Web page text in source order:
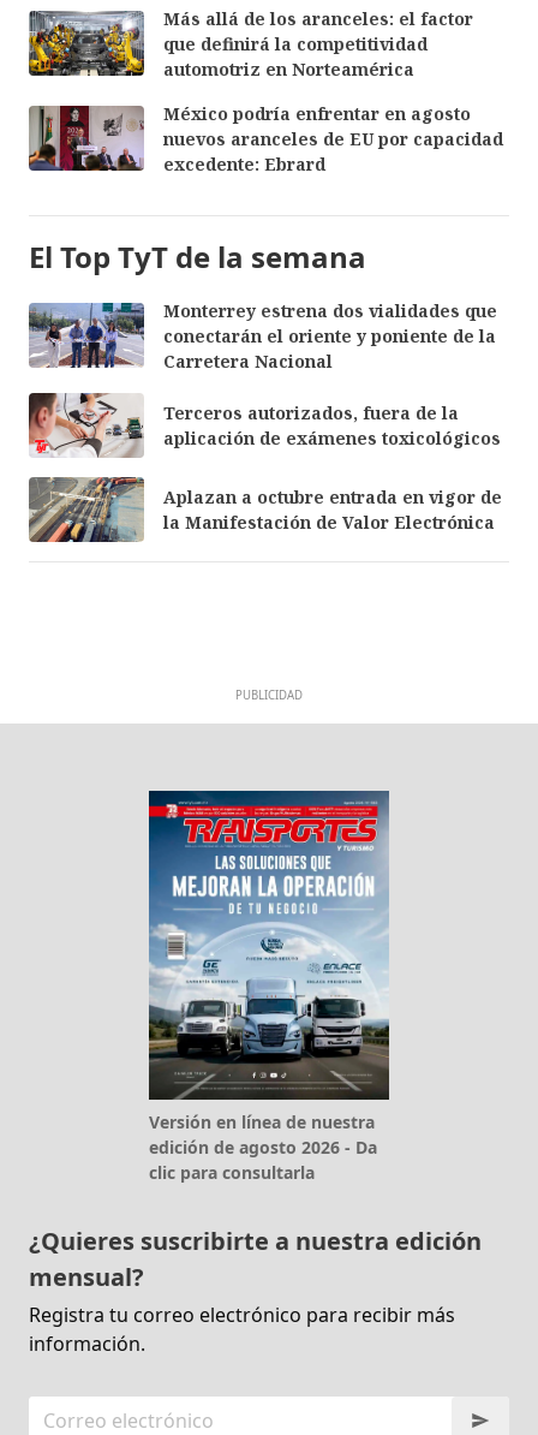
Más allá de los aranceles: el factor
que definirá la competitividad
automotriz en Norteamérica
México podría enfrentar en agosto
nuevos aranceles de EU por capacidad
excedente: Ebrard
El Top TyT de la semana
Monterrey estrena dos vialidades que
conectarán el oriente y poniente de la
Carretera Nacional
Terceros autorizados, fuera de la
aplicación de exámenes toxicológicos
Aplazan a octubre entrada en vigor de
la Manifestación de Valor Electrónica
PUBLICIDAD
Versión en línea de nuestra
edición de agosto 2026 - Da
clic para consultarla
¿Quieres suscribirte a nuestra edición
mensual?
Registra tu correo electrónico para recibir más
información.